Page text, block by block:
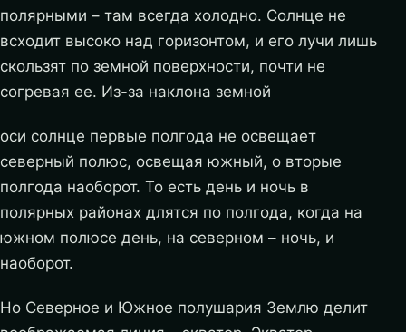
полярными – там всегда холодно. Солнце не
всходит высоко над горизонтом, и его лучи лишь
скользят по земной поверхности, почти не
согревая ее. Из-за наклона земной
оси солнце первые полгода не освещает
северный полюс, освещая южный, о вторые
полгода наоборот. То есть день и ночь в
полярных районах длятся по полгода, когда на
южном полюсе день, на северном – ночь, и
наоборот.
Но Северное и Южное полушария Землю делит